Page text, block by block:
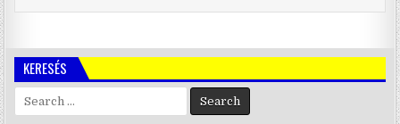
KERESÉS
Search
for: